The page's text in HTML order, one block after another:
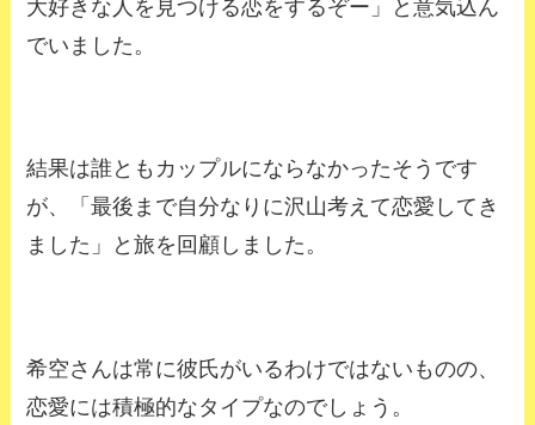
大好きな人を見つける恋をするぞー」と意気込ん
でいました。
結果は誰ともカップルにならなかったそうです
が、「最後まで自分なりに沢山考えて恋愛してき
ました」と旅を回顧しました。
希空さんは常に彼氏がいるわけではないものの、
恋愛には積極的なタイプなのでしょう。